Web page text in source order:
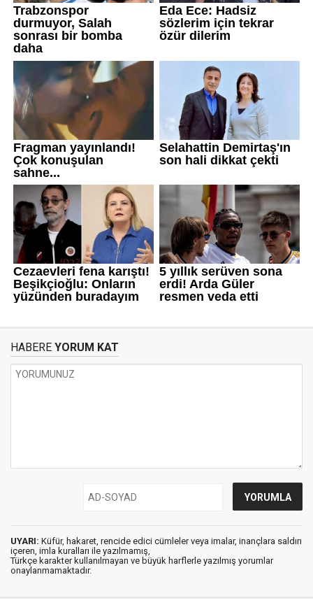
HABERE YORUM KAT
UYARI: Küfür, hakaret, rencide edici cümleler veya imalar, inançlara saldırı
içeren, imla kuralları ile yazılmamış,
Türkçe karakter kullanılmayan ve büyük harflerle yazılmış yorumlar
onaylanmamaktadır.